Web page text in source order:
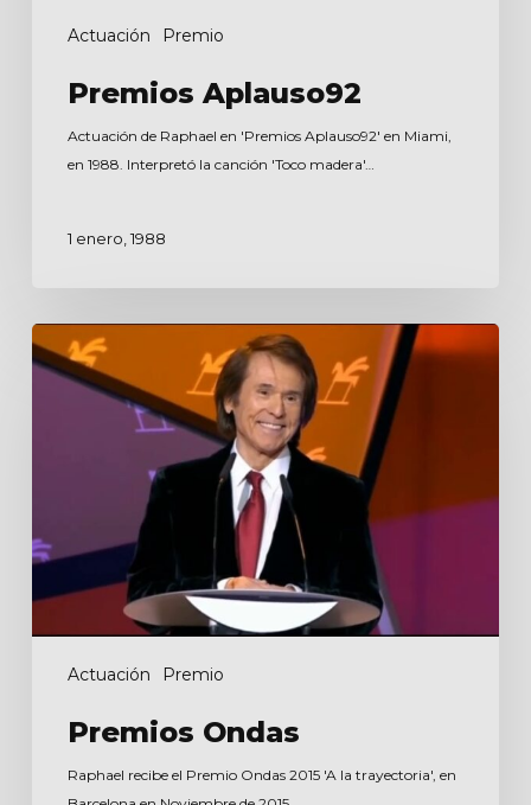
Actuación Premio
Premios Aplauso92
Actuación de Raphael en 'Premios Aplauso92' en Miami,
en 1988. Interpretó la canción 'Toco madera'…
1 enero, 1988
Actuación Premio
Premios
Ondas
Premios Ondas
Raphael recibe el Premio Ondas 2015 'A la trayectoria', en